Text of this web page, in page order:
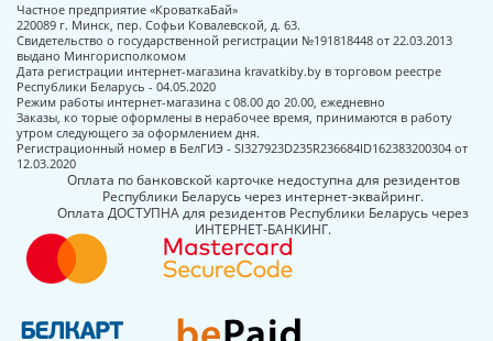
Частное предприятие «КроваткаБай»
220089 г. Минск, пер. Софьи Ковалевской, д. 63.
Свидетельство о государственной регистрации №191818448 от 22.03.2013
выдано Мингорисполкомом
Дата регистрации интернет-магазина kravatkiby.by в торговом реестре
Республики Беларусь - 04.05.2020
Режим работы интернет-магазина с 08.00 до 20.00, ежедневно
Заказы, ко торые оформлены в нерабочее время, принимаются в работу
утром следующего за оформлением дня.
Регистрационный номер в БелГИЭ - SI327923D235R236684ID162383200304 от
12.03.2020
Оплата по банковской карточке недоступна для резидентов
Республики Беларусь через интернет-эквайринг.
Оплата ДОСТУПНА для резидентов Республики Беларусь через
ИНТЕРНЕТ-БАНКИНГ.